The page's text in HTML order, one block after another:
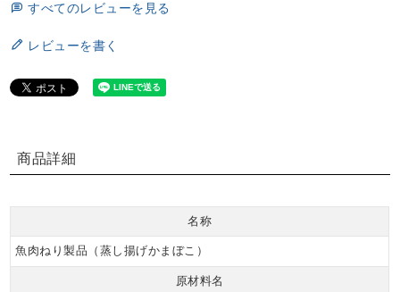
すべてのレビューを見る
レビューを書く
商品詳細
名称
魚肉ねり製品（蒸し揚げかまぼこ）
原材料名